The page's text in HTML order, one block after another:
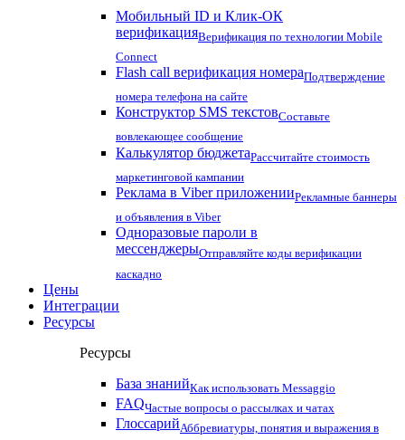
Мобильный ID и Клик-ОК
верификацияВерификация по технологии Mobile
Connect
Flash call верификация номераПодтверждение
номера телефона на сайте
Конструктор SMS текстовСоставьте
вовлекающее сообщение
Калькулятор бюджетаРассчитайте стоимость
маркетинговой кампании
Реклама в Viber приложенииРекламные баннеры
и объявления в Viber
Одноразовые пароли в
мессенджерыОтправляйте коды верификации
каскадно
Цены
Интеграции
Ресурсы
Ресурсы
База знанийКак использовать Messaggio
FAQЧастые вопросы о рассылках и чатах
ГлоссарийАббревиатуры, понятия и выражения в